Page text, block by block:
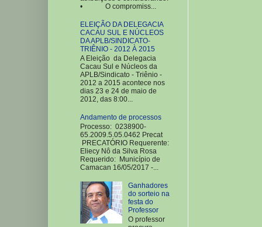
• O compromiss...
ELEIÇÃO DA DELEGACIA
CACAU SUL E NÚCLEOS
DA APLB/SINDICATO-
TRIÊNIO - 2012 À 2015
A Eleição da Delegacia
Cacau Sul e Núcleos da
APLB/Sindicato - Triênio -
2012 a 2015 acontece nos
dias 23 e 24 de maio de
2012, das 8:00...
Andamento de processos
Processo: 0238900-
65.2009.5.05.0462 Precat
PRECATÓRIO Requerente:
Eliecy Nô da Silva Rosa
Requerido: Município de
Camacan 16/05/2017 -...
Ganhadores
do sorteio na
festa do
Professor
O professor